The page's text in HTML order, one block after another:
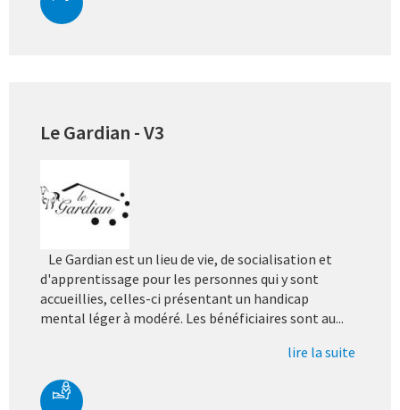
Le Gardian - V3
Le Gardian est un lieu de vie, de socialisation et
d'apprentissage pour les personnes qui y sont
accueillies, celles-ci présentant un handicap
mental léger à modéré. Les bénéficiaires sont au...
lire la suite